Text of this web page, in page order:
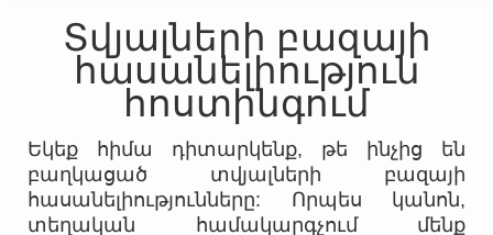
Տվյալների բազայի
հասանելիություն
հոստինգում
Եկեք հիմա դիտարկենք, թե ինչից են
բաղկացած տվյալների բազայի
հասանելիությունները: Որպես կանոն,
տեղական համակարգչում մենք